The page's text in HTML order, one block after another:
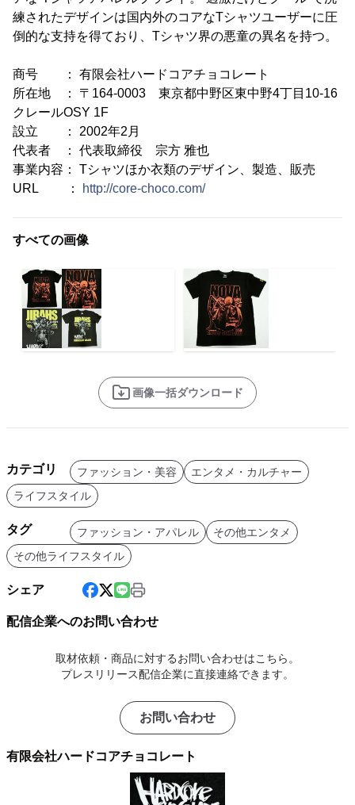
練されたデザインは国内外のコアなTシャツユーザーに圧
倒的な支持を得ており、Tシャツ界の悪童の異名を持つ。
商号 ： 有限会社ハードコアチョコレート
所在地 ： 〒164-0003 東京都中野区東中野4丁目10-16
クレールOSY 1F
設立 ： 2002年2月
代表者 ： 代表取締役 宗方 雅也
事業内容： Tシャツほか衣類のデザイン、製造、販売
URL ：
http://core-choco.com/
すべての画像
画像一括ダウンロード
カテゴリ ファッション・美容
エンタメ・カルチャー
ライフスタイル
タグ ファッション・アパレル
その他エンタメ
その他ライフスタイル
シェア
配信企業へのお問い合わせ
取材依頼・商品に対するお問い合わせはこちら。
プレスリリース配信企業に直接連絡できます。
お問い合わせ
有限会社ハードコアチョコレート